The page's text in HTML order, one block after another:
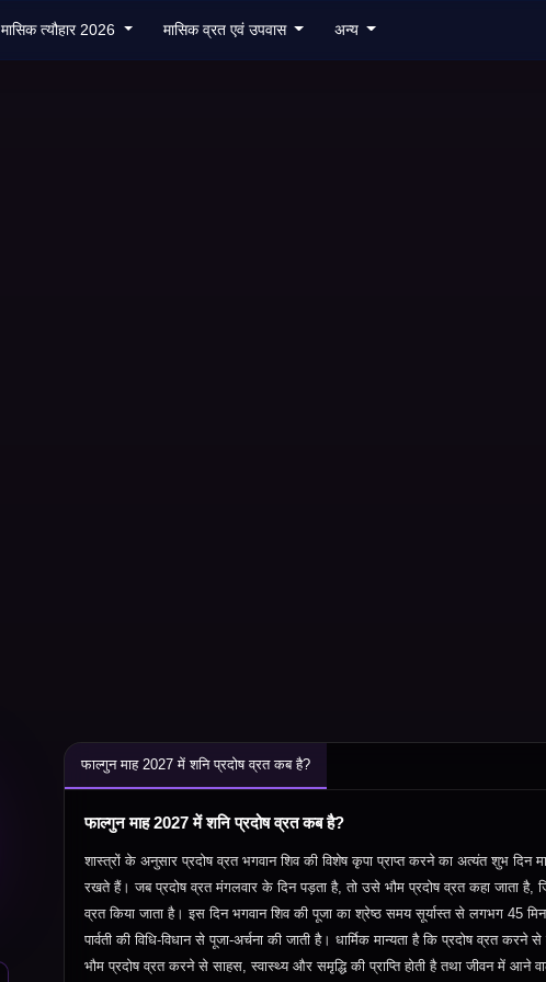
मासिक त्यौहार 2026 मासिक व्रत एवं उपवास अन्य
फाल्गुन माह 2027 में शनि प्रदोष व्रत कब है?
फाल्गुन माह 2027 में शनि प्रदोष व्रत कब है?
शास्त्रों के अनुसार प्रदोष व्रत भगवान शिव की विशेष कृपा प्राप्त करने का अत्यंत शुभ दिन
रखते हैं। जब प्रदोष व्रत मंगलवार के दिन पड़ता है, तो उसे भौम प्रदोष व्रत कहा जाता
व्रत किया जाता है। इस दिन भगवान शिव की पूजा का श्रेष्ठ समय सूर्यास्त से लगभग 45
पार्वती की विधि-विधान से पूजा-अर्चना की जाती है। धार्मिक मान्यता है कि प्रदोष
भौम प्रदोष व्रत करने से साहस, स्वास्थ्य और समृद्धि की प्राप्ति होती है तथा जीवन में आने